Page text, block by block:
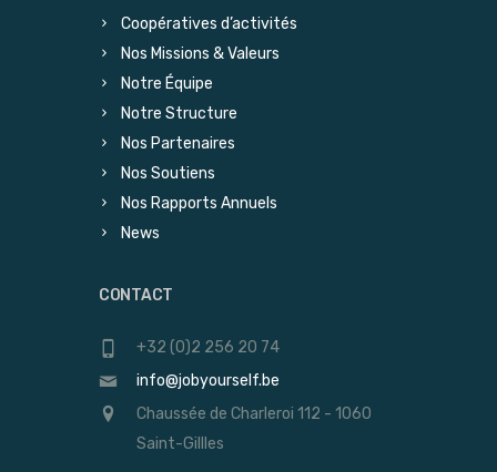
Coopératives d’activités
Nos Missions & Valeurs
Notre Équipe
Notre Structure
Nos Partenaires
Nos Soutiens
Nos Rapports Annuels
News
CONTACT
+32 (0)2 256 20 74
info@jobyourself.be
Chaussée de Charleroi 112 - 1060
Saint-Gillles